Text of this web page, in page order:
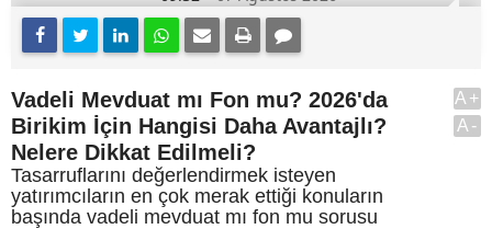
Vadeli Mevduat mı Fon mu? 2026'da
Birikim İçin Hangisi Daha Avantajlı?
Nelere Dikkat Edilmeli?
Tasarruflarını değerlendirmek isteyen
yatırımcıların en çok merak ettiği konuların
başında vadeli mevduat mı fon mu sorusu
A+
A-